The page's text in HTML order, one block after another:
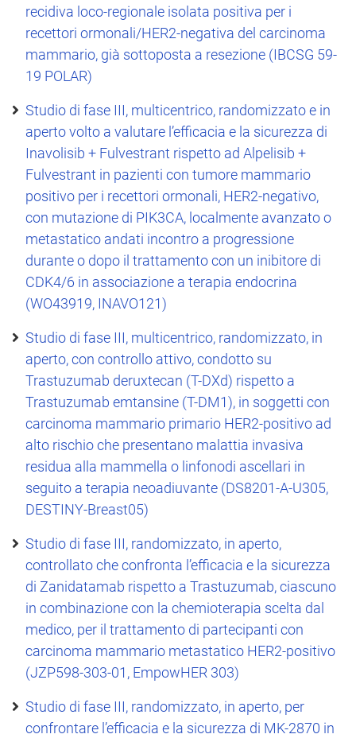
recidiva loco-regionale isolata positiva per i
recettori ormonali/HER2-negativa del carcinoma
mammario, già sottoposta a resezione (IBCSG 59-
19 POLAR)
Studio di fase III, multicentrico, randomizzato e in
aperto volto a valutare l’efficacia e la sicurezza di
Inavolisib + Fulvestrant rispetto ad Alpelisib +
Fulvestrant in pazienti con tumore mammario
positivo per i recettori ormonali, HER2-negativo,
con mutazione di PIK3CA, localmente avanzato o
metastatico andati incontro a progressione
durante o dopo il trattamento con un inibitore di
CDK4/6 in associazione a terapia endocrina
(WO43919, INAVO121)
Studio di fase III, multicentrico, randomizzato, in
aperto, con controllo attivo, condotto su
Trastuzumab deruxtecan (T-DXd) rispetto a
Trastuzumab emtansine (T-DM1), in soggetti con
carcinoma mammario primario HER2-positivo ad
alto rischio che presentano malattia invasiva
residua alla mammella o linfonodi ascellari in
seguito a terapia neoadiuvante (DS8201-A-U305,
DESTINY-Breast05)
Studio di fase III, randomizzato, in aperto,
controllato che confronta l’efficacia e la sicurezza
di Zanidatamab rispetto a Trastuzumab, ciascuno
in combinazione con la chemioterapia scelta dal
medico, per il trattamento di partecipanti con
carcinoma mammario metastatico HER2-positivo
(JZP598-303-01, EmpowHER 303)
Studio di fase III, randomizzato, in aperto, per
confrontare l’efficacia e la sicurezza di MK-2870 in